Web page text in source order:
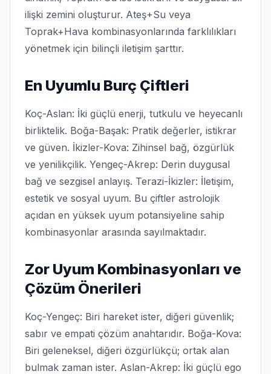
ilişki zemini oluşturur. Ateş+Su veya
Toprak+Hava kombinasyonlarında farklılıkları
yönetmek için bilinçli iletişim şarttır.
En Uyumlu Burç Çiftleri
Koç-Aslan: İki güçlü enerji, tutkulu ve heyecanlı
birliktelik. Boğa-Başak: Pratik değerler, istikrar
ve güven. İkizler-Kova: Zihinsel bağ, özgürlük
ve yenilikçilik. Yengeç-Akrep: Derin duygusal
bağ ve sezgisel anlayış. Terazi-İkizler: İletişim,
estetik ve sosyal uyum. Bu çiftler astrolojik
açıdan en yüksek uyum potansiyeline sahip
kombinasyonlar arasında sayılmaktadır.
Zor Uyum Kombinasyonları ve
Çözüm Önerileri
Koç-Yengeç: Biri hareket ister, diğeri güvenlik;
sabır ve empati çözüm anahtarıdır. Boğa-Kova:
Biri geleneksel, diğeri özgürlükçü; ortak alan
bulmak zaman ister. Aslan-Akrep: İki güçlü ego